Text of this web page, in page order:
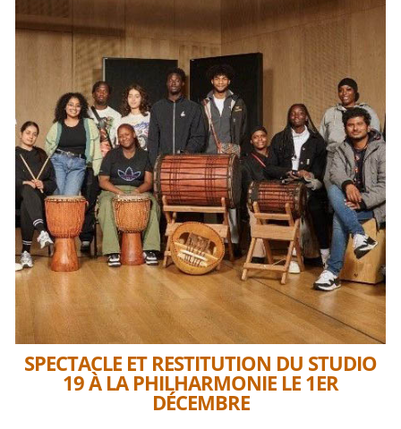
SPECTACLE ET RESTITUTION DU STUDIO
19 À LA PHILHARMONIE LE 1ER
DÉCEMBRE